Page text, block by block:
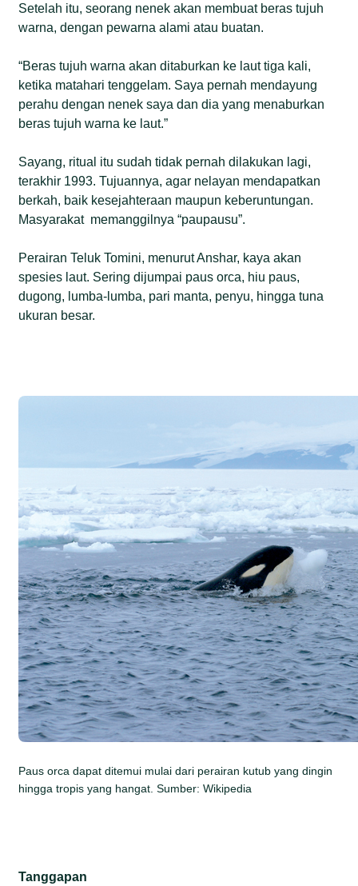
Setelah itu, seorang nenek akan membuat beras tujuh
warna, dengan pewarna alami atau buatan.
“Beras tujuh warna akan ditaburkan ke laut tiga kali,
ketika matahari tenggelam. Saya pernah mendayung
perahu dengan nenek saya dan dia yang menaburkan
beras tujuh warna ke laut.”
Sayang, ritual itu sudah tidak pernah dilakukan lagi,
terakhir 1993. Tujuannya, agar nelayan mendapatkan
berkah, baik kesejahteraan maupun keberuntungan.
Masyarakat memanggilnya “paupausu”.
Perairan Teluk Tomini, menurut Anshar, kaya akan
spesies laut. Sering dijumpai paus orca, hiu paus,
dugong, lumba-lumba, pari manta, penyu, hingga tuna
ukuran besar.
Paus orca dapat ditemui mulai dari perairan kutub yang dingin
hingga tropis yang hangat. Sumber: Wikipedia
Tanggapan